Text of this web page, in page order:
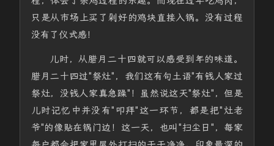
只是从市场上买了剁好的鸡块直接入锅。没有过程
没有了仪式感！
儿时，从腊月二十四就可以感受到年的味道。
腊月二十四过"祭灶"，我们这有句土语"有钱人家过
祭灶，没钱人家真急躁"！虽然说这天"祭灶"，但是
儿时记忆中并没有"叩拜"这一环节，都是把"灶老
爷"的像贴在锅门边！这一天，也叫"扫尘日"，每家